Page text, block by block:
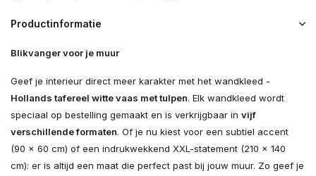
Productinformatie
Blikvanger voor je muur
Geef je interieur direct meer karakter met het wandkleed -
Hollands tafereel witte vaas met tulpen. Elk wandkleed wordt
speciaal op bestelling gemaakt en is verkrijgbaar in vijf
verschillende formaten. Of je nu kiest voor een subtiel accent
(90 × 60 cm) of een indrukwekkend XXL-statement (210 × 140
cm): er is altijd een maat die perfect past bij jouw muur. Zo geef je